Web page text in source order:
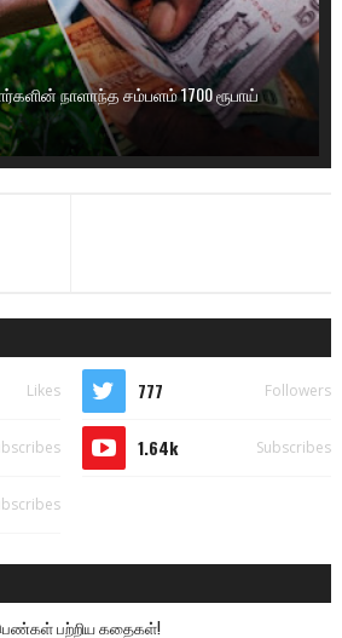
நாளாந்த சம்பளம் 1700 ரூபாய்
Likes 777 Followers
1.64k Subscribes
பற்றிய கதைகள்!